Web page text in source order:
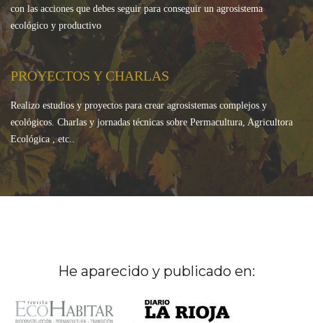
con las acciones que debes seguir para conseguir un agrosistema
ecológico y productivo
PROYECTOS Y CHARLAS
Realizo estudios y proyectos para crear agrosistemas complejos y
ecológicos. Charlas y jornadas técnicas sobre Permacultura, Agricultora
Ecológica , etc..
He aparecido y publicado en: